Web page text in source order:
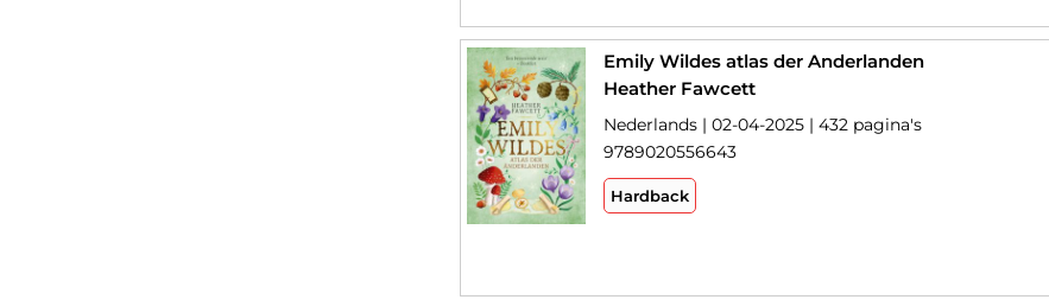
Emily Wildes atlas der Anderlanden
Heather Fawcett
Nederlands | 02-04-2025 | 432 pagina's
9789020556643
Hardback